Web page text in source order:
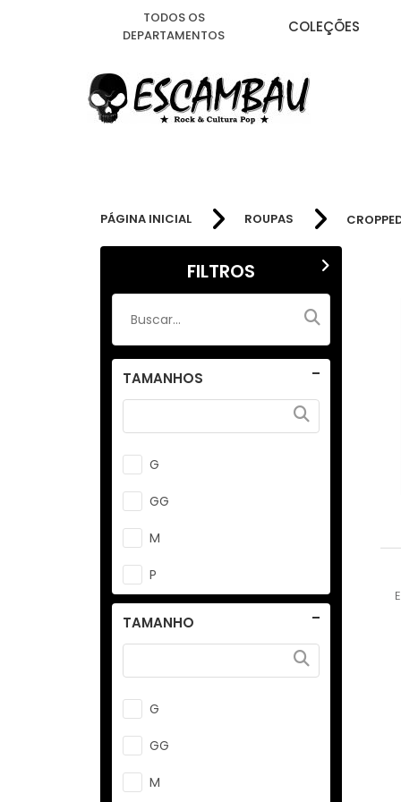
TODOS OS
DEPARTAMENTOS
COLEÇÕES
PÁGINA INICIAL ROUPAS
FILTROS
TAMANHOS
G
GG
M
P
TAMANHO
G
GG
M